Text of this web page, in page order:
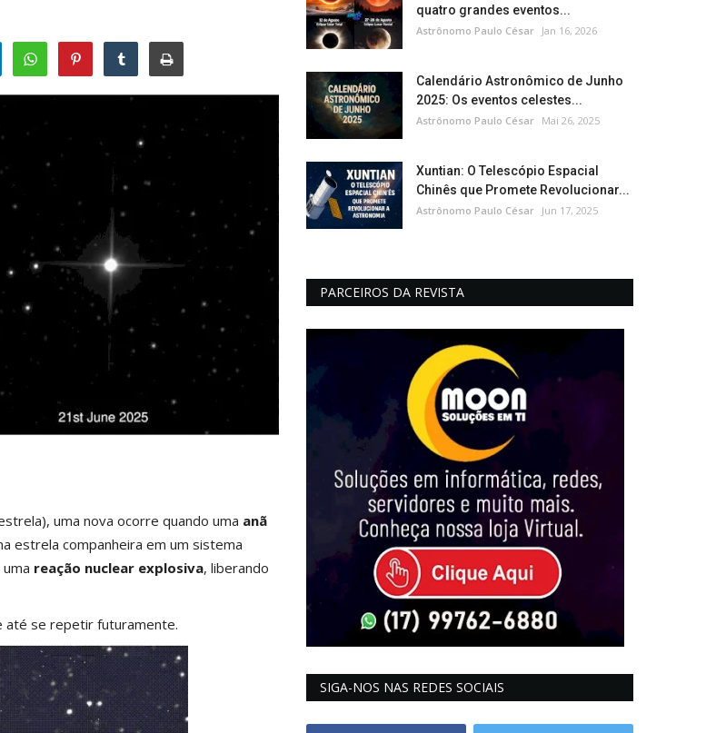
uma nova ocorre quando uma anã
estrela companheira em um sistema
reação nuclear explosiva, liberando
até se repetir futuramente.
quatro grandes eventos...
Astrônomo Paulo César Jan 16, 2026
Calendário Astronômico de Junho
2025: Os eventos celestes...
Astrônomo Paulo César Mai 26, 2025
Xuntian: O Telescópio Espacial
Chinês que Promete Revolucionar...
Astrônomo Paulo César Jun 17, 2025
PARCEIROS DA REVISTA
SIGA-NOS NAS REDES SOCIAIS